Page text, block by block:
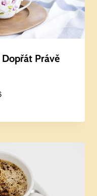
Dopřát Právě